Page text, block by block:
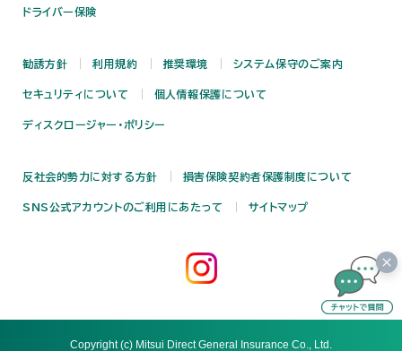
ドライバー保険
勧誘方針 利用規約 推奨環境 システム保守のご案内
セキュリティについて 個人情報保護について
ディスクロージャー・ポリシー
反社会的勢力に対する方針 損害保険契約者保護制度について
SNS公式アカウントのご利用にあたって サイトマップ
Copyright (c) Mitsui Direct General Insurance Co., Ltd.